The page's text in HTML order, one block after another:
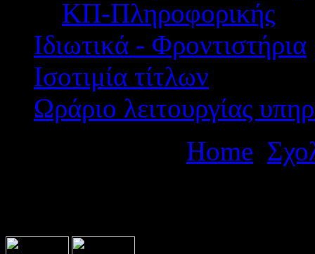
ΚΠ-Πληροφορικής
Ιδιωτικά - Φροντιστήρια
Ισοτιμία τίτλων
Ωράριο λειτουργίας
Home